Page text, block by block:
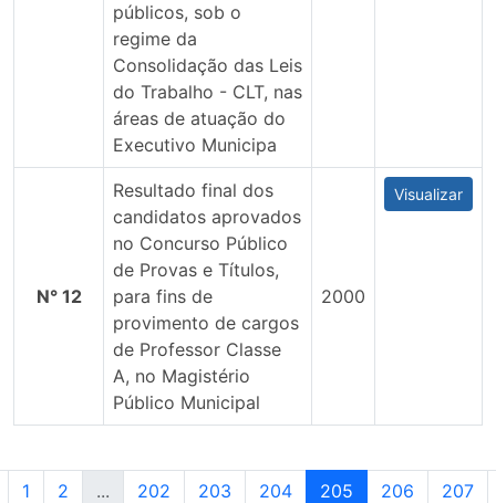
públicos, sob o
regime da
Consolidação das Leis
do Trabalho - CLT, nas
áreas de atuação do
Executivo Municipa
N° 12
Resultado final dos
candidatos aprovados
no Concurso Público
de Provas e Títulos,
para fins de
provimento de cargos
de Professor Classe
A, no Magistério
Público Municipal
2000
Visualizar
1 2 ... 202 203 204 205 206 207